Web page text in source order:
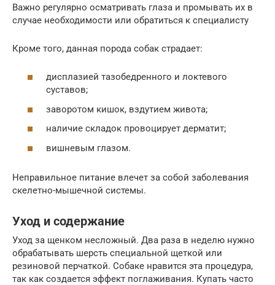
Важно регулярно осматривать глаза и промывать их в
случае необходимости или обратиться к специалисту
Кроме того, данная порода собак страдает:
дисплазией тазобедренного и локтевого
суставов;
заворотом кишок, вздутием живота;
наличие складок провоцирует дерматит;
вишневым глазом.
Неправильное питание влечет за собой заболевания
скелетно-мышечной системы.
Уход и содержание
Уход за щенком несложный. Два раза в неделю нужно
обрабатывать шерсть специальной щеткой или
резиновой перчаткой. Собаке нравится эта процедура,
так как создается эффект поглаживания. Купать часто